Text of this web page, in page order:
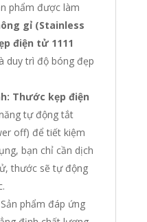
phẩm được làm
gỉ (Stainless
điện tử 1111
duy trì độ bóng đẹp
Thước kẹp điện
tự động tắt
off) để tiết kiệm
bạn chỉ cần dịch
thước sẽ tự động
Sản phẩm đáp ứng